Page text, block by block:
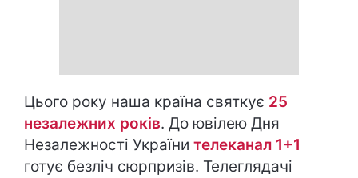
Цього року наша країна святкує 25
незалежних років. До ювілею Дня
Незалежності України телеканал 1+1
готує безліч сюрпризів. Телеглядачі